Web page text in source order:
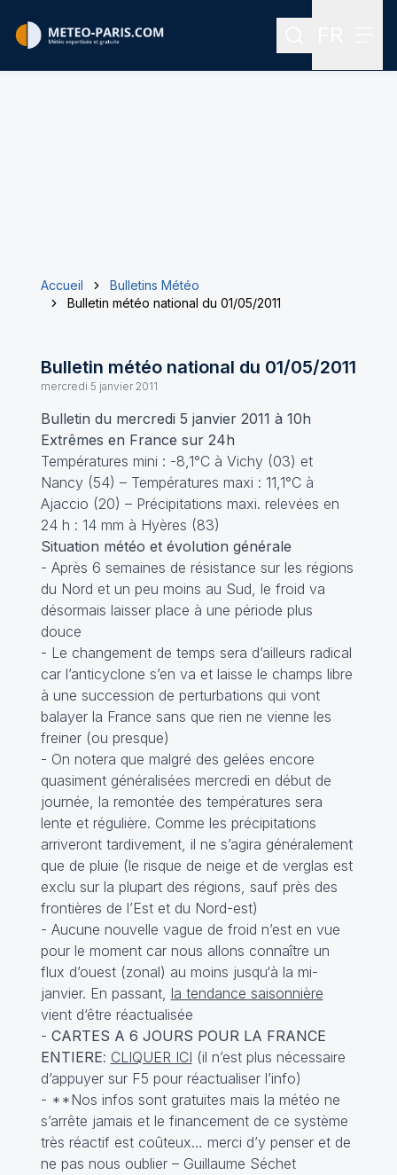
Rechercher
Accueil
Bulletins Météo
Bulletin météo national du 01/05/2011
Bulletin météo national du 01/05/2011
mercredi 5 janvier 2011
Bulletin du mercredi 5 janvier 2011 à 10h
Extrêmes en France sur 24h
Températures mini : -8,1°C à Vichy (03) et
Nancy (54) – Températures maxi : 11,1°C à
Ajaccio (20) – Précipitations maxi. relevées en
24 h : 14 mm à Hyères (83)
Situation météo et évolution générale
- Après 6 semaines de résistance sur les régions
du Nord et un peu moins au Sud, le froid va
désormais laisser place à une période plus
douce
- Le changement de temps sera d’ailleurs radical
car l’anticyclone s’en va et laisse le champs libre
à une succession de perturbations qui vont
balayer la France sans que rien ne vienne les
freiner (ou presque)
- On notera que malgré des gelées encore
quasiment généralisées mercredi en début de
journée, la remontée des températures sera
lente et régulière. Comme les précipitations
arriveront tardivement, il ne s’agira généralement
que de pluie (le risque de neige et de verglas est
exclu sur la plupart des régions, sauf près des
frontières de l’Est et du Nord-est)
- Aucune nouvelle vague de froid n’est en vue
pour le moment car nous allons connaître un
flux d’ouest (zonal) au moins jusqu‘à la mi-
janvier. En passant, la tendance saisonnière
vient d‘être réactualisée
- CARTES A 6 JOURS POUR LA FRANCE
ENTIERE: CLIQUER ICI (il n’est plus nécessaire
d’appuyer sur F5 pour réactualiser l’info)
- **Nos infos sont gratuites mais la météo ne
s’arrête jamais et le financement de ce système
très réactif est coûteux… merci d’y penser et de
ne pas nous oublier – Guillaume Séchet